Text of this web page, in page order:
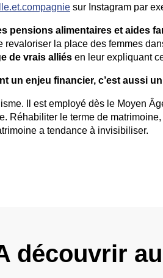
sur Instagram par
pensions alimentaires et aides
revaloriser la place des femmes
de vrais alliés en leur expliquant
un enjeu financier, c’est aussi
Il est employé dès le Moyen
Réhabiliter le terme de
a tendance à invisibiliser.
découvrir